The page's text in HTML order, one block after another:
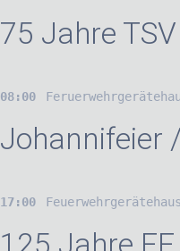
75 Jahre
08:00
Johannifeier
17:00